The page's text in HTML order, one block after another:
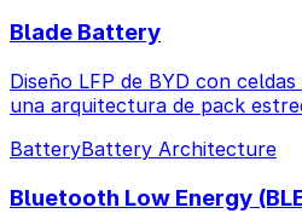
Blade Battery
Diseño LFP de BYD con
una arquitectura de pack
BatteryBattery Architecture
Bluetooth Low Energy